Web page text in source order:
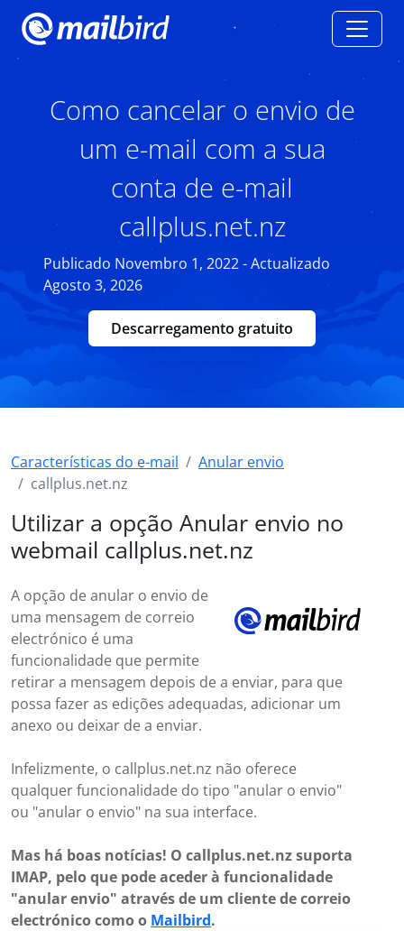
Como cancelar o envio de
um e-mail com a sua
conta de e-mail
callplus.net.nz
Publicado Novembro 1, 2022 - Actualizado
Agosto 3, 2026
Descarregamento gratuito
Características do e-mail
Anular envio
callplus.net.nz
Utilizar a opção Anular envio no
webmail callplus.net.nz
A opção de anular o envio de
uma mensagem de correio
electrónico é uma
funcionalidade que permite
retirar a mensagem depois de a enviar, para que
possa fazer as edições adequadas, adicionar um
anexo ou deixar de a enviar.
Infelizmente, o callplus.net.nz não oferece
qualquer funcionalidade do tipo "anular o envio"
ou "anular o envio" na sua interface.
Mas há boas notícias! O callplus.net.nz suporta
IMAP, pelo que pode aceder à funcionalidade
"anular envio" através de um cliente de correio
electrónico como o Mailbird.